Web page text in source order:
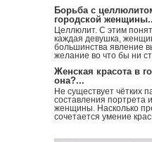
Борьба с
городской
Целлюлит. С этим
каждая девушка,
большинства явление
желание во что бы ни
Женская красота в
она?...
Не существует чётких
составления портрета
женщины. Насколько
сочетается умение